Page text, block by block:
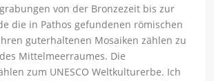
von der Bronzezeit bis zur
die in Pathos gefundenen römischen
guterhaltenen Mosaiken zählen zu
Mittelmeerraumes. Die
zum UNESCO Weltkulturerbe. Ich